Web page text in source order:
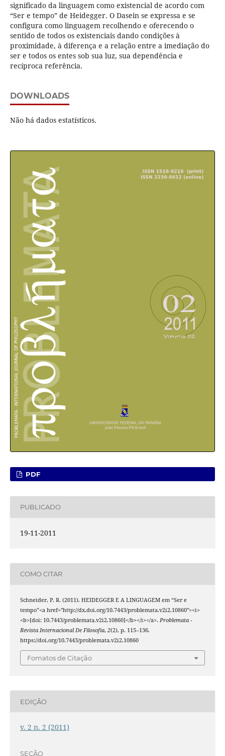
significado da linguagem como existencial de acordo com
“Ser e tempo” de Heidegger. O Dasein se expressa e se
configura como linguagem recolhendo e oferecendo o
sentido de todos os existenciais dando condições à
proximidade, à diferença e a relação entre a imediação do
ser e todos os entes sob sua luz, sua dependência e
recíproca referência.
DOWNLOADS
Não há dados estatísticos.
PDF
PUBLICADO
19-11-2011
COMO CITAR
Schneider, P. R. (2011). HEIDEGGER E A LINGUAGEM em “Ser e
tempo”<a href="http://dx.doi.org/10.7443/problemata.v2i2.10860"><i>
<b>[doi: 10.7443/problemata.v2i2.10860]</b></i></a>. Problemata -
Revista Internacional De Filosofia, 2(2), p. 115–136.
https://doi.org/10.7443/problemata.v2i2.10860
Fomatos de Citação
EDIÇÃO
v. 2 n. 2 (2011)
SEÇÃO